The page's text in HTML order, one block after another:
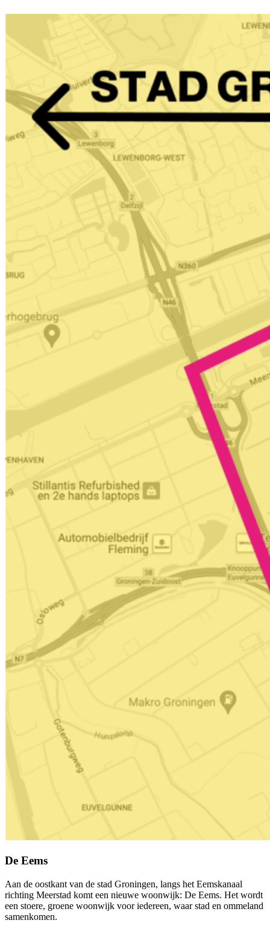
De Eems
Aan de oostkant van de stad Groningen, langs het Eemskanaal
richting Meerstad komt een nieuwe woonwijk: De Eems. Het wordt
een stoere, groene woonwijk voor iedereen, waar stad en ommeland
samenkomen.